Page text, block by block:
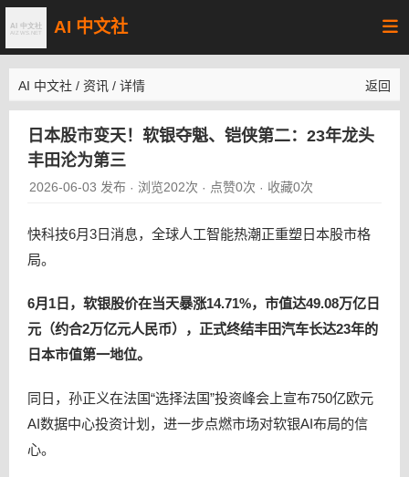
AI 中文社
AI 中文社 / 资讯 / 详情 返回
日本股市变天！软银夺魁、铠侠第二：23年龙头
丰田沦为第三
2026-06-03 发布 · 浏览202次 · 点赞0次 · 收藏0次
快科技6月3日消息，全球人工智能热潮正重塑日本股市格
局。
6月1日，软银股价在当天暴涨14.71%，市值达49.08万亿日
元（约合2万亿元人民币），正式终结丰田汽车长达23年的
日本市值第一地位。
同日，孙正义在法国“选择法国”投资峰会上宣布750亿欧元
AI数据中心投资计划，进一步点燃市场对软银AI布局的信
心。